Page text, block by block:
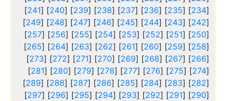
[
234
] [
235
] [
236
] [
237
] [
238
] [
239
] [
240
] [
241
]
[
242
] [
243
] [
244
] [
245
] [
246
] [
247
] [
248
] [
249
]
[
250
] [
251
] [
252
] [
253
] [
254
] [
255
] [
256
] [
257
]
[
258
] [
259
] [
260
] [
261
] [
262
] [
263
] [
264
] [
265
]
[
266
] [
267
] [
268
] [
269
] [
270
] [
271
] [
272
] [
273
]
[
274
] [
275
] [
276
] [
277
] [
278
] [
279
] [
280
] [
281
]
[
282
] [
283
] [
284
] [
285
] [
286
] [
287
] [
288
] [
289
]
[
290
] [
291
] [
292
] [
293
] [
294
] [
295
] [
296
] [
297
]